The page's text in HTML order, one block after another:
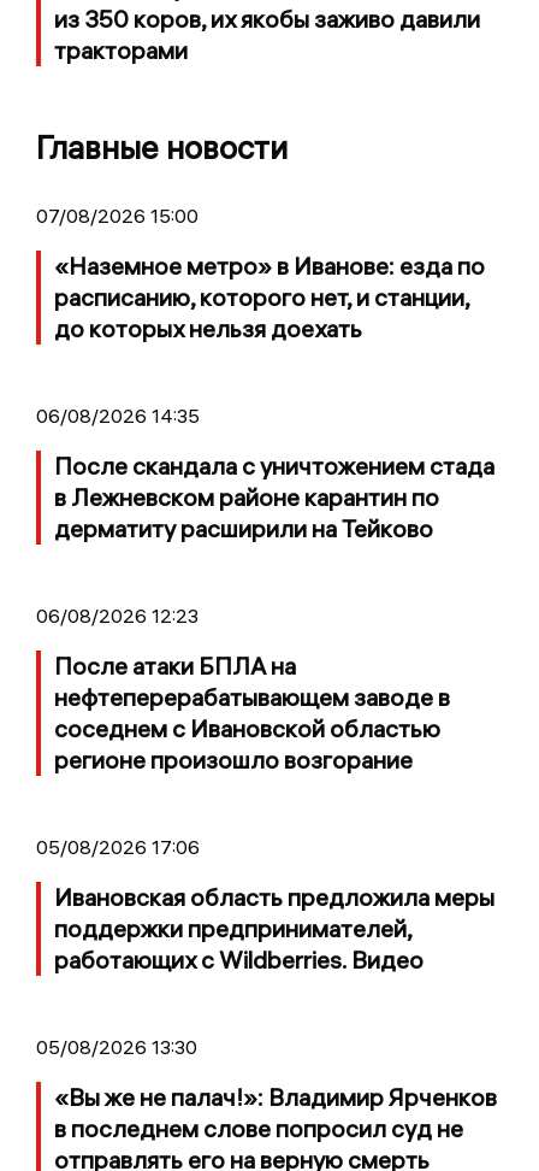
из 350 коров, их якобы заживо давили
тракторами
Главные новости
07/08/2026 15:00
«Наземное метро» в Иванове: езда по
расписанию, которого нет, и станции,
до которых нельзя доехать
06/08/2026 14:35
После скандала с уничтожением стада
в Лежневском районе карантин по
дерматиту расширили на Тейково
06/08/2026 12:23
После атаки БПЛА на
нефтеперерабатывающем заводе в
соседнем с Ивановской областью
регионе произошло возгорание
05/08/2026 17:06
Ивановская область предложила меры
поддержки предпринимателей,
работающих с Wildberries. Видео
05/08/2026 13:30
«Вы же не палач!»: Владимир Ярченков
в последнем слове попросил суд не
отправлять его на верную смерть